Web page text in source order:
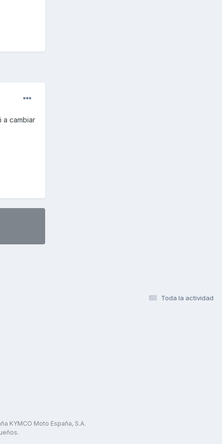
a cambiar
Toda la actividad
KYMCO Moto España, S.A.